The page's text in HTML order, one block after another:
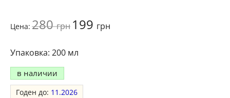
Цена: 280грн 199 грн
200 мл
в наличии
Годен до: 11.2026